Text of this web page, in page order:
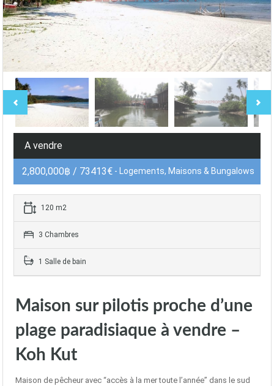
A vendre
2,800,000฿ / 73413€ - Logements, Maisons & Bungalows
120 m2
3 Chambres
1 Salle de bain
Maison sur pilotis proche d’une
plage paradisiaque à vendre –
Koh Kut
Maison de pêcheur avec “accès à la mer toute l’année” dans le sud